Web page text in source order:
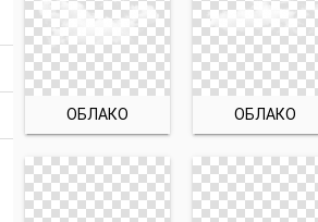
ОБЛАКО ОБЛАКО